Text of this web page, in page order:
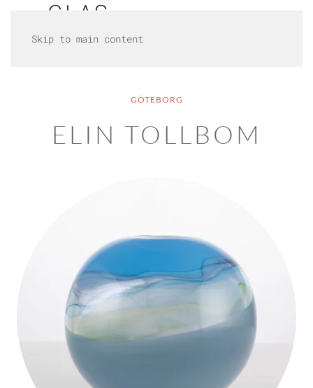
Skip to main content
GÖTEBORG
ELIN TOLLBOM